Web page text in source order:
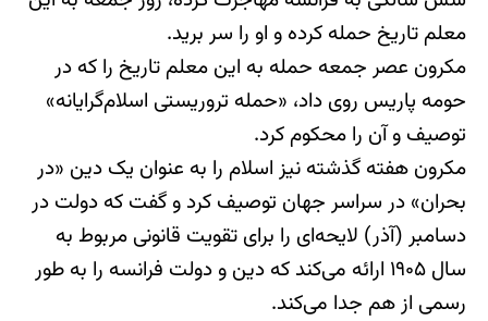
معلم تاریخ حمله کرده و او را سر برید.
مکرون عصر جمعه حمله به این معلم تاریخ را که در
حومه پاریس روی داد، «حمله تروریستی اسلام‌گرایانه»
توصیف و آن را محکوم کرد.
مکرون هفته گذشته نیز اسلام را به عنوان یک دین «در
بحران» در سراسر جهان توصیف کرد و گفت که دولت در
دسامبر (آذر) لایحه‌ای را برای تقویت قانونی مربوط به
سال ۱۹۰۵ ارائه می‌کند که دین و دولت فرانسه را به طور
رسمی از هم جدا می‌کند.